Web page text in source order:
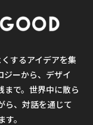
するアイデアを集
ジーから、デザイ
まで。世界中に散ら
ら、対話を通じて
。